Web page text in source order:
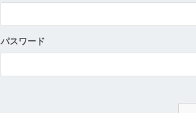
パスワード